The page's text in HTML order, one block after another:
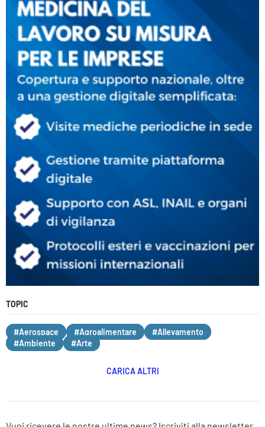
TOPIC
#Aerospace #Agroalimentare
#Allevamento
#Ambiente
#Arte
CARICA ALTRI